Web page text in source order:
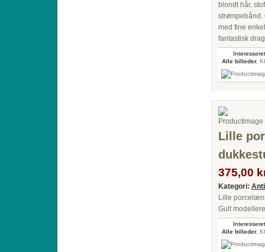
blondt hår,
strømpebånd.
med fine
fantastisk
Alle billeder.
Lille
375,00
Kategori:
Lille
Gult
Alle billeder.